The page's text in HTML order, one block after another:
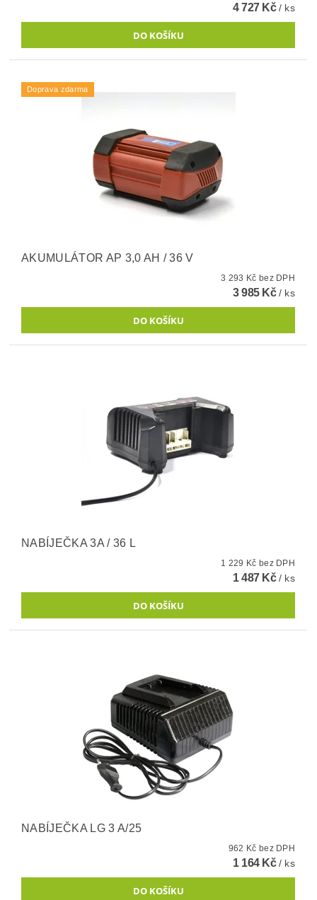
4 727 Kč/ ks
Doprava zdarma
AKUMULÁTOR AP 3,0 AH / 36 V
3 293 Kč bez DPH
3 985 Kč/ ks
NABÍJEČKA 3A / 36 L
1 229 Kč bez DPH
1 487 Kč/ ks
NABÍJEČKA LG 3 A/25
962 Kč bez DPH
1 164 Kč/ ks